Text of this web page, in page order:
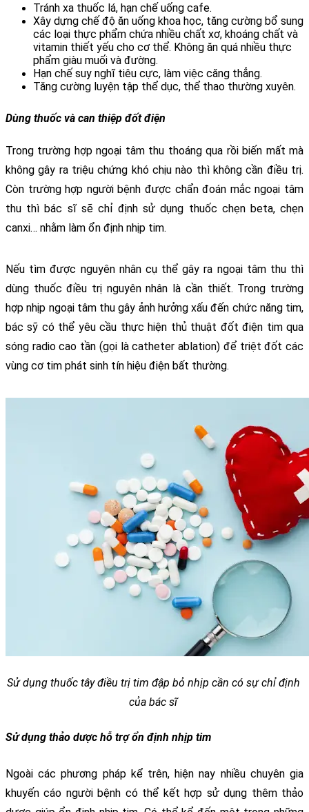
Tránh xa thuốc lá, hạn chế uống cafe.
Xây dựng chế độ ăn uống khoa học, tăng cường bổ sung
các loại thực phẩm chứa nhiều chất xơ, khoáng chất và
vitamin thiết yếu cho cơ thể. Không ăn quá nhiều thực
phẩm giàu muối và đường.
Hạn chế suy nghĩ tiêu cực, làm việc căng thẳng.
Tăng cường luyện tập thể dục, thể thao thường xuyên.
Dùng thuốc và can thiệp đốt điện
Trong trường hợp ngoại tâm thu thoáng qua rồi biến mất mà
không gây ra triệu chứng khó chịu nào thì không cần điều trị.
Còn trường hợp người bệnh được chẩn đoán mắc ngoại tâm
thu thì bác sĩ sẽ chỉ định sử dụng thuốc chẹn beta, chẹn
canxi… nhằm làm ổn định nhịp tim.
Nếu tìm được nguyên nhân cụ thể gây ra ngoại tâm thu thì
dùng thuốc điều trị nguyên nhân là cần thiết. Trong trường
hợp nhịp ngoại tâm thu gây ảnh hưởng xấu đến chức năng tim,
bác sỹ có thể yêu cầu thực hiện thủ thuật đốt điện tim qua
sóng radio cao tần (gọi là catheter ablation) để triệt đốt các
vùng cơ tim phát sinh tín hiệu điện bất thường.
Sử dụng thuốc tây điều trị tim đập bỏ nhịp cần có sự chỉ định
của bác sĩ
Sử dụng thảo dược hỗ trợ ổn định nhịp tim
Ngoài các phương pháp kể trên, hiện nay nhiều chuyên gia
khuyến cáo người bệnh có thể kết hợp sử dụng thêm thảo